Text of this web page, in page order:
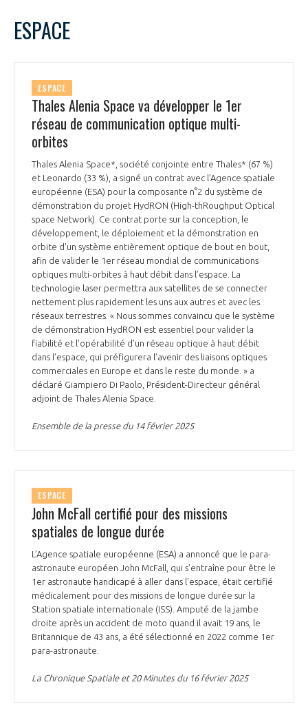
PRÉSENTATION
NOTRE VISION
NOS MISSIONS
NOTRE HISTOIRE
ORGANISATION
L’ÉQUIPE DU GIFAS
NOS RÉSEAUX À L'INTERNATIONAL
FONCTIONNEMENT
GEADS
COMITÉ AERO PME
STARTAIR
COMMISSIONS ET COMITÉS
ACCOMPAGNEMENT DE NOS ADHÉRENTS
LES PROGRAMMES DU GIFAS
UN ÉCOSYSTÈME INTÉGRÉ ET COHÉRENT
POURQUOI DEVENIR MEMBRE ?
LA MÉDIATION
LA MÉDIATION DANS LA FILIÈRE AÉRONAUTIQUE ET SPATIALE
LE MÉDIATEUR DE LA FILIÈRE AÉRONAUTIQUE ET SPATIALE
MÉDIATION ET CHARTE D’ENGAGEMENT SUR LES RELATIONS ENTRE
CLIENTS ET FOURNISSEURS
LA MÉDIATION AU-DELÀ DE LA FILIÈRE AÉRONAUTIQUE ET SPATIALE
LE SALON DU BOURGET
L'OBSERVATOIRE
CHIFFRES CLÉS
EMPLOI & FORMATION
ENVIRONNEMENT
INNOVATION
INTERNATIONALISATION
LES PUBLICATIONS
DOCUMENTS & BROCHURES
RAPPORTS D'ACTIVITÉS
1
2
13 14
27
ESPACE
ESPACE
Thales Alenia Space va développer le 1er
réseau de communication optique multi-
orbites
Thales Alenia Space*, société conjointe entre Thales* (67 %)
et Leonardo (33 %), a signé un contrat avec l’Agence spatiale
européenne (ESA) pour la composante n°2 du système de
démonstration du projet HydRON (High-thRoughput Optical
space Network). Ce contrat porte sur la conception, le
développement, le déploiement et la démonstration en
orbite d’un système entièrement optique de bout en bout,
afin de valider le 1er réseau mondial de communications
optiques multi-orbites à haut débit dans l’espace. La
technologie laser permettra aux satellites de se connecter
nettement plus rapidement les uns aux autres et avec les
réseaux terrestres. « Nous sommes convaincu que le système
de démonstration HydRON est essentiel pour valider la
fiabilité et l’opérabilité d’un réseau optique à haut débit
dans l’espace, qui préfigurera l’avenir des liaisons optiques
commerciales en Europe et dans le reste du monde. » a
déclaré Giampiero Di Paolo, Président-Directeur général
adjoint de Thales Alenia Space.
Ensemble de la presse du 14 février 2025
ESPACE
John McFall certifié pour des missions
spatiales de longue durée
L’Agence spatiale européenne (ESA) a annoncé que le para-
astronaute européen John McFall, qui s’entraîne pour être le
1er astronaute handicapé à aller dans l’espace, était certifié
médicalement pour des missions de longue durée sur la
Station spatiale internationale (ISS). Amputé de la jambe
droite après un accident de moto quand il avait 19 ans, le
Britannique de 43 ans, a été sélectionné en 2022 comme 1er
para-astronaute.
La Chronique Spatiale et 20 Minutes du 16 février 2025
Rejoignez une filière d’excellence et développez
Découvrez les avantages d'adhérer au GIFAS.
Rencontres, salons, données sectorielles,
programmes ...
DEMANDE D’ADHÉSION